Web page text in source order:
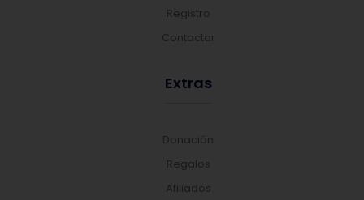
Registro
Contactar
Extras
Donación
Regalos
Afiliados